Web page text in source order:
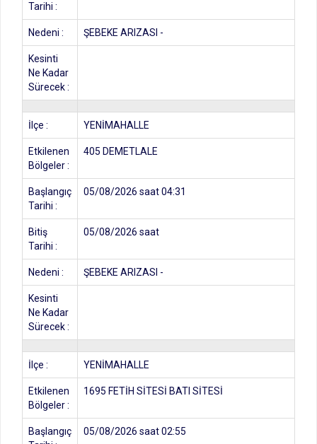
Tarihi :
Nedeni : ŞEBEKE ARIZASI -
Kesinti
Ne Kadar
Sürecek :
İlçe : YENİMAHALLE
Etkilenen
Bölgeler :
405 DEMETLALE
Başlangıç
Tarihi :
05/08/2026 saat 04:31
Bitiş
Tarihi :
05/08/2026 saat
Nedeni : ŞEBEKE ARIZASI -
Kesinti
Ne Kadar
Sürecek :
İlçe : YENİMAHALLE
Etkilenen
Bölgeler :
1695 FETİH SİTESİ BATI SİTESİ
Başlangıç
05/08/2026 saat 02:55